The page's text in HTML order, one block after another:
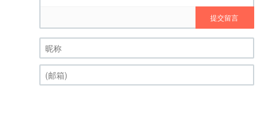
提交留言
昵称 (必填)